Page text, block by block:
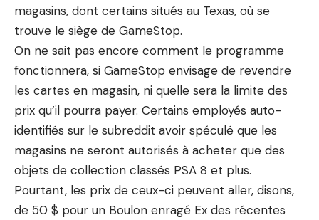
magasins, dont certains situés au Texas, où se
trouve le siège de GameStop.
On ne sait pas encore comment le programme
fonctionnera, si GameStop envisage de revendre
les cartes en magasin, ni quelle sera la limite des
prix qu’il pourra payer. Certains employés auto-
identifiés sur le subreddit avoir spéculé que les
magasins ne seront autorisés à acheter que des
objets de collection classés PSA 8 et plus.
Pourtant, les prix de ceux-ci peuvent aller, disons,
de 50 $ pour un Boulon enragé Ex des récentes